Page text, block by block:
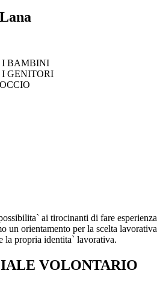
I BAMBINI
GENITORI
ai tirocinanti di fare esperienza
un orientamento per la scelta lavorativa
la propria identita` lavorativa.
VOLONTARIO